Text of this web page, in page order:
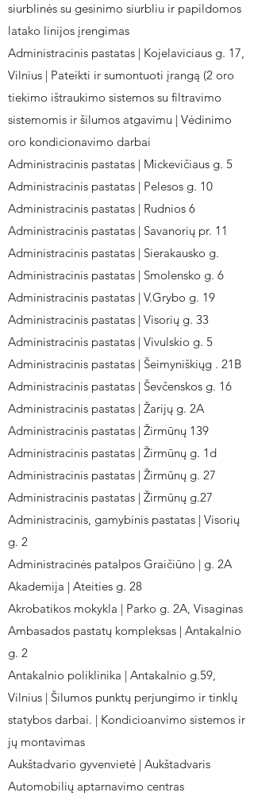
siurblinės su gesinimo siurbliu ir papildomos
latako linijos įrengimas
Administracinis pastatas | Kojelaviciaus g. 17,
Vilnius | Pateikti ir sumontuoti įrangą (2 oro
tiekimo ištraukimo sistemos su filtravimo
sistemomis ir šilumos atgavimu | Vėdinimo
oro kondicionavimo darbai
Administracinis pastatas | Mickevičiaus g. 5
Administracinis pastatas | Pelesos g. 10
Administracinis pastatas | Rudnios 6
Administracinis pastatas | Savanorių pr. 11
Administracinis pastatas | Sierakausko g.
Administracinis pastatas | Smolensko g. 6
Administracinis pastatas | V.Grybo g. 19
Administracinis pastatas | Visorių g. 33
Administracinis pastatas | Vivulskio g. 5
Administracinis pastatas | Šeimyniškiųg . 21B
Administracinis pastatas | Ševčenskos g. 16
Administracinis pastatas | Žarijų g. 2A
Administracinis pastatas | Žirmūnų 139
Administracinis pastatas | Žirmūnų g. 1d
Administracinis pastatas | Žirmūnų g. 27
Administracinis pastatas | Žirmūnų g.27
Administracinis, gamybinis pastatas | Visorių
g. 2
Administracinės patalpos Graičiūno | g. 2A
Akademija | Ateities g. 28
Akrobatikos mokykla | Parko g. 2A, Visaginas
Ambasados pastatų kompleksas | Antakalnio
g. 2
Antakalnio poliklinika | Antakalnio g.59,
Vilnius | Šilumos punktų perjungimo ir tinklų
statybos darbai. | Kondicioanvimo sistemos ir
jų montavimas
Aukštadvario gyvenvietė | Aukštadvaris
Automobilių aptarnavimo centras